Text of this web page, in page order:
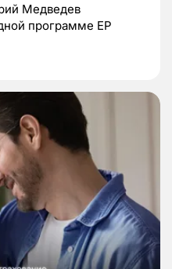
Медведев
программе ЕР